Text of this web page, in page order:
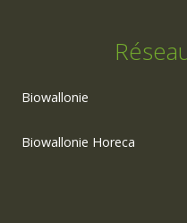
Biowallonie
Biowallonie Horeca